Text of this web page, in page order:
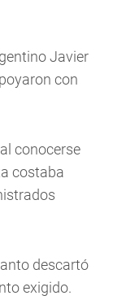
Javier
con
conocerse
costaba
descartó
exigido.